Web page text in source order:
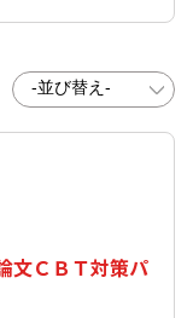
ＣＢＴ対策パ